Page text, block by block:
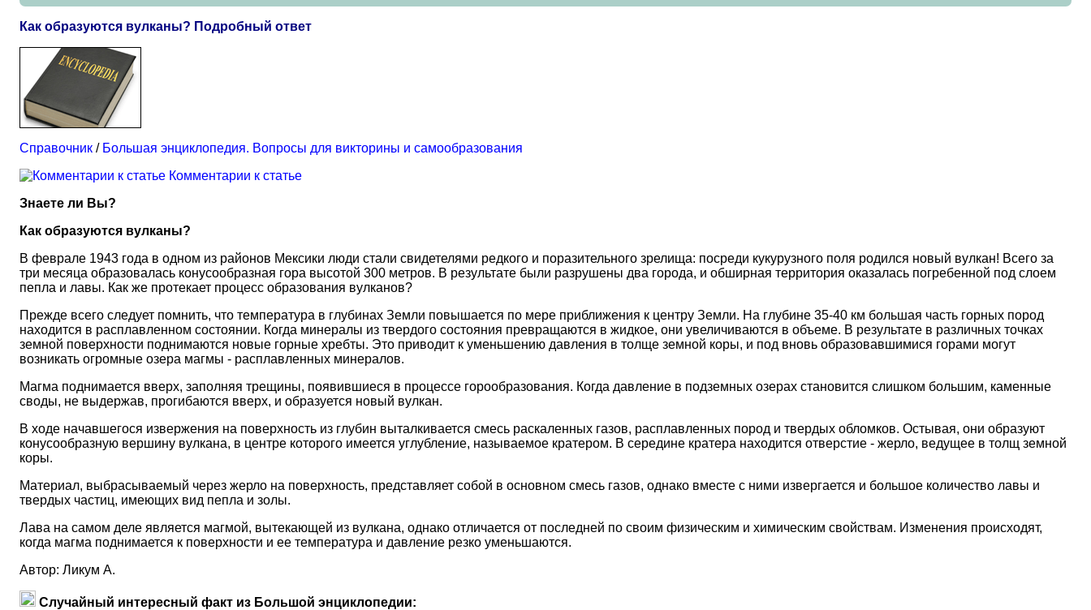
Как образуются вулканы? Подробный ответ
Справочник / Большая энциклопедия. Вопросы для викторины и самообразования
Комментарии к статье
Знаете ли Вы?
Как образуются вулканы?
В феврале 1943 года в одном из районов Мексики люди стали свидетелями редкого и поразительного зрелища: посреди кукурузного поля родился новый вулкан! Всего за
три месяца образовалась конусообразная гора высотой 300 метров. В результате были разрушены два города, и обширная территория оказалась погребенной под слоем
пепла и лавы. Как же протекает процесс образования вулканов?
Прежде всего следует помнить, что температура в глубинах Земли повышается по мере приближения к центру Земли. На глубине 35-40 км большая часть горных пород
находится в расплавленном состоянии. Когда минералы из твердого состояния превращаются в жидкое, они увеличиваются в объеме. В результате в различных точках
земной поверхности поднимаются новые горные хребты. Это приводит к уменьшению давления в толще земной коры, и под вновь образовавшимися горами могут
возникать огромные озера магмы - расплавленных минералов.
Магма поднимается вверх, заполняя трещины, появившиеся в процессе горообразования. Когда давление в подземных озерах становится слишком большим, каменные
своды, не выдержав, прогибаются вверх, и образуется новый вулкан.
В ходе начавшегося извержения на поверхность из глубин выталкивается смесь раскаленных газов, расплавленных пород и твердых обломков. Остывая, они образуют
конусообразную вершину вулкана, в центре которого имеется углубление, называемое кратером. В середине кратера находится отверстие - жерло, ведущее в толщ земной
коры.
Материал, выбрасываемый через жерло на поверхность, представляет собой в основном смесь газов, однако вместе с ними извергается и большое количество лавы и
твердых частиц, имеющих вид пепла и золы.
Лава на самом деле является магмой, вытекающей из вулкана, однако отличается от последней по своим физическим и химическим свойствам. Изменения происходят,
когда магма поднимается к поверхности и ее температура и давление резко уменьшаются.
Автор: Ликум А.
Случайный интересный факт из Большой энциклопедии: